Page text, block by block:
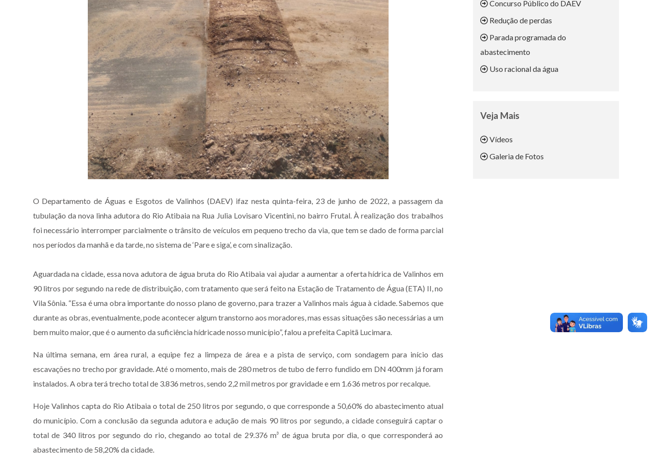
O Departamento de Águas e Esgotos de Valinhos (DAEV) ifaz nesta quinta-feira, 23 de junho de 2022, a passagem da
tubulação da nova linha adutora do Rio Atibaia na Rua Julia Lovisaro Vicentini, no bairro Frutal. À realização dos trabalhos
foi necessário interromper parcialmente o trânsito de veículos em pequeno trecho da via, que tem se dado de forma parcial
nos períodos da manhã e da tarde, no sistema de ‘Pare e siga’, e com sinalização.
Aguardada na cidade, essa nova adutora de água bruta do Rio Atibaia vai ajudar a aumentar a oferta hídrica de Valinhos em
90 litros por segundo na rede de distribuição, com tratamento que será feito na Estação de Tratamento de Água (ETA) II, no
Vila Sônia. “Essa é uma obra importante do nosso plano de governo, para trazer a Valinhos mais água à cidade. Sabemos que
durante as obras, eventualmente, pode acontecer algum transtorno aos moradores, mas essas situações são necessárias a um
bem muito maior, que é o aumento da suficiência hídricade nosso município”, falou a prefeita Capitã Lucimara.
Na última semana, em área rural, a equipe fez a limpeza de área e a pista de serviço, com sondagem para início das
escavações no trecho por gravidade. Até o momento, mais de 280 metros de tubo de ferro fundido em DN 400mm já foram
instalados. A obra terá trecho total de 3.836 metros, sendo 2,2 mil metros por gravidade e em 1.636 metros por recalque.
Hoje Valinhos capta do Rio Atibaia o total de 250 litros por segundo, o que corresponde a 50,60% do abastecimento atual
do município. Com a conclusão da segunda adutora e adução de mais 90 litros por segundo, a cidade conseguirá captar o
total de 340 litros por segundo do rio, chegando ao total de 29.376 m³ de água bruta por dia, o que corresponderá ao
abastecimento de 58,20% da cidade.
Concurso Público do DAEV
Redução de perdas
Parada programada do
abastecimento
Uso racional da água
Veja Mais
Vídeos
Galeria de Fotos